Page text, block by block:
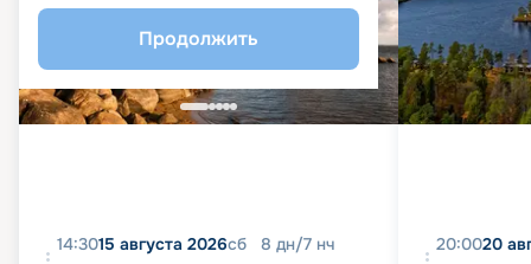
Продолжить
14:3015 августа 2026сб 8 дн/7 нч
20:0020